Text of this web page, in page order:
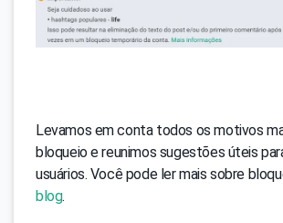
Levamos em conta todos os motivos
bloqueio e reunimos sugestões úteis
usuários. Você pode ler mais sobre
blog.